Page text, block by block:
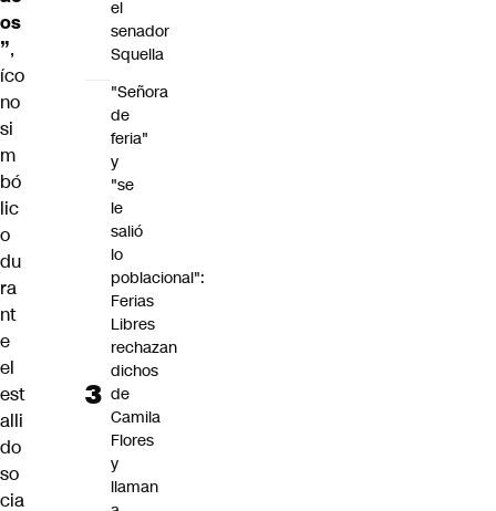
os
”,
íco
no
si
m
bó
lic
o
du
ra
nt
e
el
est
alli
do
so
cia
el
senador
Squella
"Señora
de
feria"
y
"se
le
salió
lo
poblacional":
Ferias
Libres
rechazan
dichos
de
Camila
Flores
y
llaman